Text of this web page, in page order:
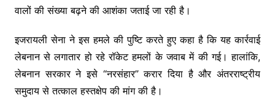
वालों की संख्या बढ़ने की आशंका जताई जा रही है।
इजरायली सेना ने इस हमले की पुष्टि करते हुए कहा है कि यह कार्रवाई
लेबनान से लगातार हो रहे रॉकेट हमलों के जवाब में की गई। हालांकि,
लेबनान सरकार ने इसे “नरसंहार” करार दिया है और अंतरराष्ट्रीय
समुदाय से तत्काल हस्तक्षेप की मांग की है।